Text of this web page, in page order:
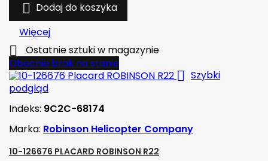
 Dodaj do koszyka
Więcej

Ostatnie sztuki w magazynie
Obecnie brak na stanie
 Szybki
podgląd
Indeks: 9C2C-68174
Marka: Robinson Helicopter Company
10-126676 PLACARD ROBINSON R22